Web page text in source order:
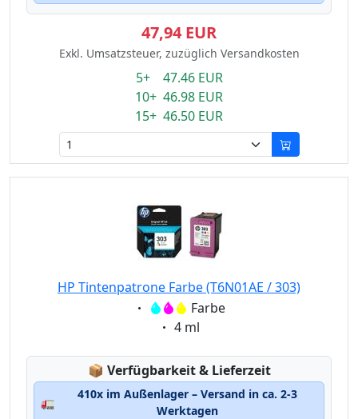
47,94 EUR
Exkl. Umsatzsteuer, zuzüglich Versandkosten
5+ 47.46 EUR
10+ 46.98 EUR
15+ 46.50 EUR
HP Tintenpatrone Farbe (T6N01AE / 303)
Eigenschaft:Farbe
Eigenschaft:
4 ml
📦 Lagerstatus:
Verfügbarkeit & Lieferzeit
🚛
410x im Außenlager – Versand in ca. 2-3
Werktagen